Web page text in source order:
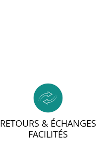
RETOURS & ÉCHANGES
FACILITÉS